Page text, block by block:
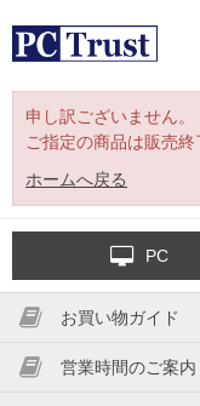
申し訳ございません。
ご指定の商品は販売
ホームへ戻る
PC
お買い物ガイド
営業時間のご案内